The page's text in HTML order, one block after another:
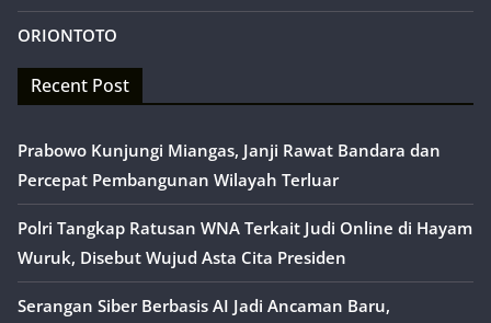
ORIONTOTO
Recent Post
Prabowo Kunjungi Miangas, Janji Rawat Bandara dan
Percepat Pembangunan Wilayah Terluar
Polri Tangkap Ratusan WNA Terkait Judi Online di Hayam
Wuruk, Disebut Wujud Asta Cita Presiden
Serangan Siber Berbasis AI Jadi Ancaman Baru,